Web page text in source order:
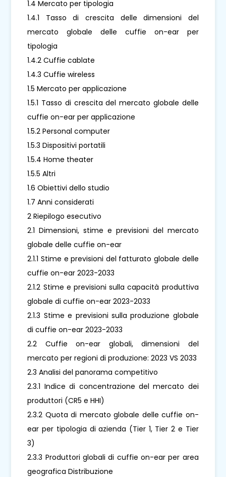
1.4 Mercato per tipologia
1.4.1 Tasso di crescita delle dimensioni del
mercato globale delle cuffie on-ear per
tipologia
1.4.2 Cuffie cablate
1.4.3 Cuffie wireless
1.5 Mercato per applicazione
1.5.1 Tasso di crescita del mercato globale delle
cuffie on-ear per applicazione
1.5.2 Personal computer
1.5.3 Dispositivi portatili
1.5.4 Home theater
1.5.5 Altri
1.6 Obiettivi dello studio
1.7 Anni considerati
2 Riepilogo esecutivo
2.1 Dimensioni, stime e previsioni del mercato
globale delle cuffie on-ear
2.1.1 Stime e previsioni del fatturato globale delle
cuffie on-ear 2023-2033
2.1.2 Stime e previsioni sulla capacità produttiva
globale di cuffie on-ear 2023-2033
2.1.3 Stime e previsioni sulla produzione globale
di cuffie on-ear 2023-2033
2.2 Cuffie on-ear globali, dimensioni del
mercato per regioni di produzione: 2023 VS 2033
2.3 Analisi del panorama competitivo
2.3.1 Indice di concentrazione del mercato dei
produttori (CR5 e HHI)
2.3.2 Quota di mercato globale delle cuffie on-
ear per tipologia di azienda (Tier 1, Tier 2 e Tier
3)
2.3.3 Produttori globali di cuffie on-ear per area
geografica Distribuzione